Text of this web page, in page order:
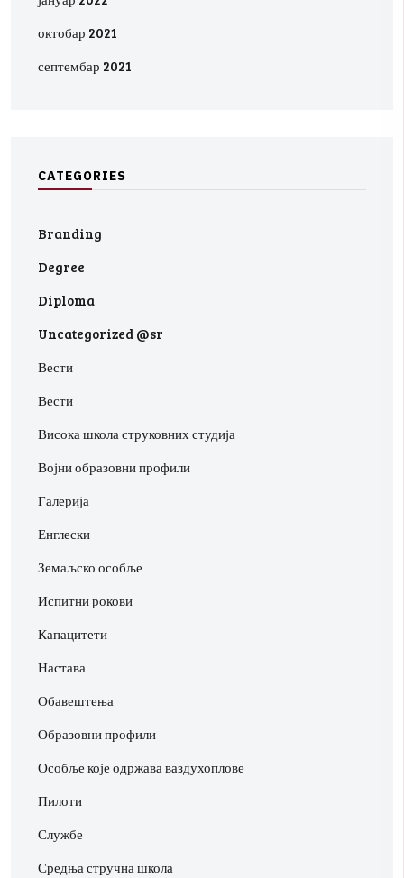
октобар 2021
септембар 2021
CATEGORIES
Branding
Degree
Diploma
Uncategorized @sr
Вести
Вести
Висока школа струковних студија
Војни образовни профили
Галерија
Енглески
Земаљско особље
Испитни рокови
Капацитети
Настава
Обавештења
Образовни профили
Особље које одржава ваздухоплове
Пилоти
Службе
Средња стручна школа